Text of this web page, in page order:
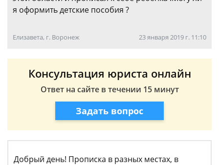
я оформить детские пособия ?
Елизавета, г. Воронеж 23 января 2019 г. 11:10
Консультация юриста онлайн
Ответ на сайте в течении 15 минут
Задать вопрос
Добрый день! Прописка в разных местах, в